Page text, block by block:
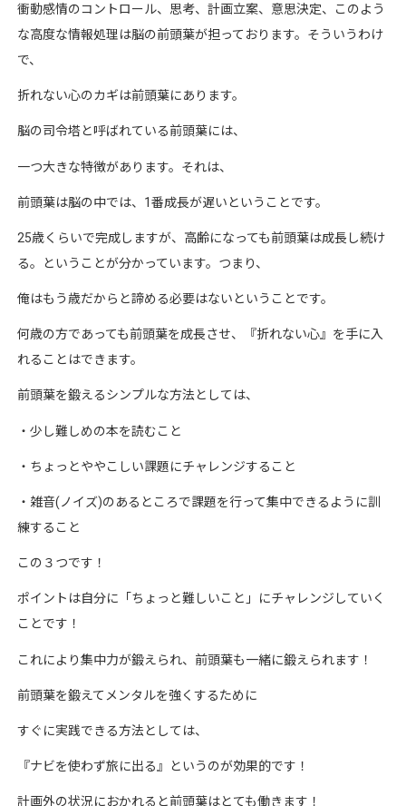
衝動感情のコントロール、思考、計画立案、意思決定、このよう
な高度な情報処理は脳の前頭葉が担っております。そういうわけ
で、
折れない心のカギは前頭葉にあります。
脳の司令塔と呼ばれている前頭葉には、
一つ大きな特徴があります。それは、
前頭葉は脳の中では、 1番成長が遅いということです。
25歳くらいで完成しますが、高齢になっても前頭葉は成長し続け
る。ということが分かっています。つまり、
俺はもう歳だからと諦める必要はないということです。
何歳の方であっても前頭葉を成長させ、『折れない心』を手に入
れることはできます。
前頭葉を鍛えるシンプルな方法としては、
・少し難しめの本を読むこと
・ちょっとややこしい課題にチャレンジすること
・雑音( ノイズ)のあるところで課題を行って集中できるように訓
練すること
この３つです！
ポイントは自分に「ちょっと難しいこと」にチャレンジしていく
ことです！
これにより集中力が鍛えられ、前頭葉も一緒に鍛えられます！
前頭葉を鍛えてメンタルを強くするために
すぐに実践できる方法としては、
『ナビを使わず旅に出る』というのが効果的です！
計画外の状況におかれると前頭葉はとても働きます！